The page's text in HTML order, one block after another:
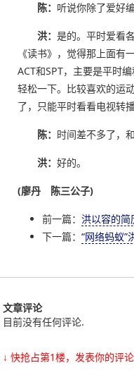
陈： 听说你除了爱好
洪： 是的。平时爱看
《读书》，觉得那上面有
ACT和SPT，主要是平时
轻松一下。比较喜欢的运
了，只能平时看看电视转
陈： 时间差不多了，
洪： 好的。
(廖丹 陈三公子)
前一篇： 洪以容的简
下一篇： “网络蚂蚁”
文章评论
目前没有任何评论.
↓ 快抢占第1楼，发表你的评